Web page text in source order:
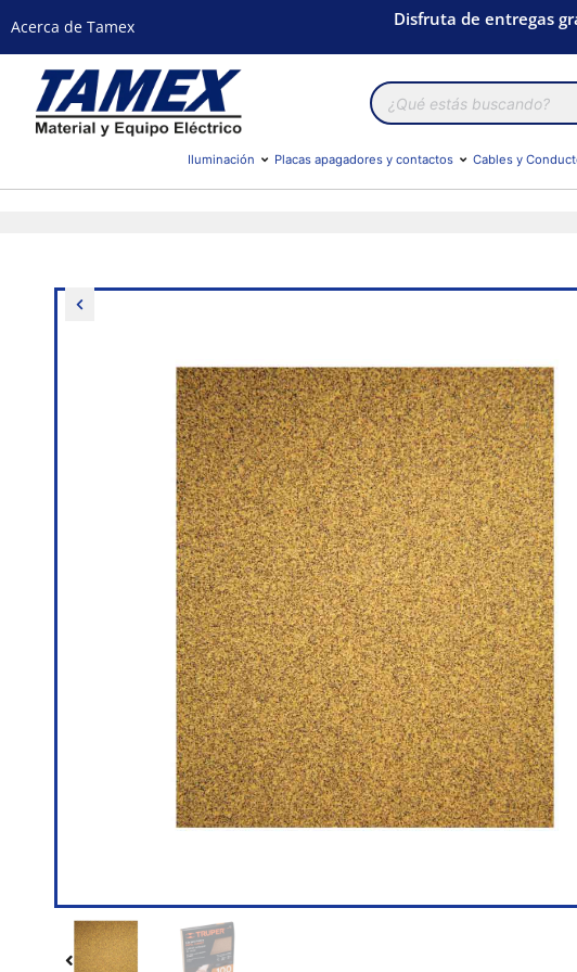
Acerca de Tamex Disfruta de entregas
Búsqueda
de
productos
Iluminación Placas apagadores y contactos Cables y